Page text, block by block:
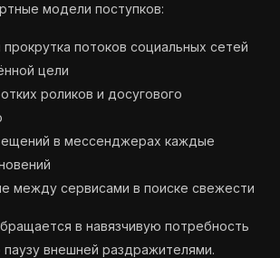
модели поступков:
потоков социальных сетей
цели
роликов и досугового
в мессенджерах каждые
между сервисами в поиске свежести
в навязчивую потребность
паузу внешней раздражителями.